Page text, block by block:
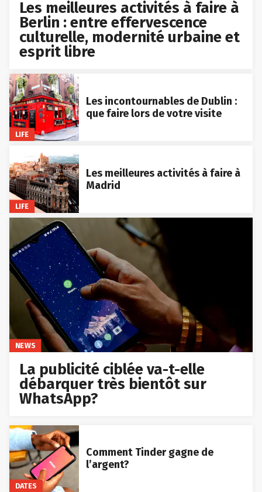
Les meilleures activités à faire à
Berlin : entre effervescence
culturelle, modernité urbaine et
esprit libre
LIFE
Les incontournables de Dublin :
que faire lors de votre visite
LIFE
Les meilleures activités à faire à
Madrid
NEWS
La publicité ciblée va-t-elle
débarquer très bientôt sur
WhatsApp?
DATES
Comment Tinder gagne de
l’argent?